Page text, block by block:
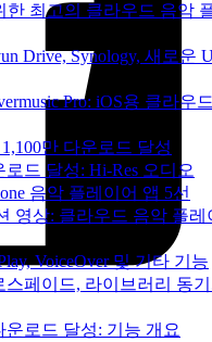
한 최고의 클라우드 음악
Drive, Synology, 새로운
Pro: iOS용 클라우
만 다운로드 달성
로드 달성: Hi-Res 오디오
음악 플레이어 앱 5선
영상: 클라우드 음악 플레
VoiceOver 및 기타 기능
스페이드, 라이브러리 동
운로드 달성: 기능 개요